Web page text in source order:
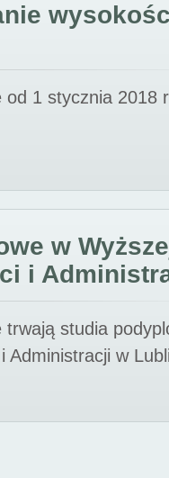
1 stycznia 2018
w
i
studia
Administracji w